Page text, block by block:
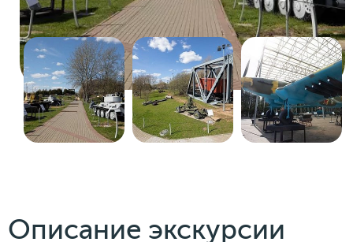
Описание экскурсии